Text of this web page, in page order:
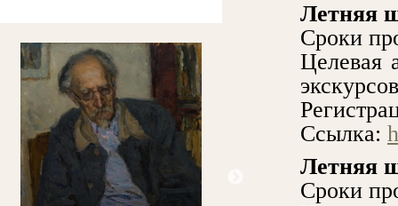
Летняя
Сроки
Целевая
Ссылка:
Летняя
Сроки